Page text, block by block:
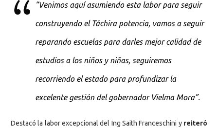
“Venimos aquí asumiendo esta labor para seguir
construyendo el Táchira potencia, vamos a seguir
reparando escuelas para darles mejor calidad de
estudios a los niños y niñas, seguiremos
recorriendo el estado para profundizar la
excelente gestión del gobernador Vielma Mora”.
Destacó la labor excepcional del Ing Saith Franceschini yreiteró